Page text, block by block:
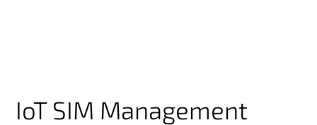
IoT SIM Management